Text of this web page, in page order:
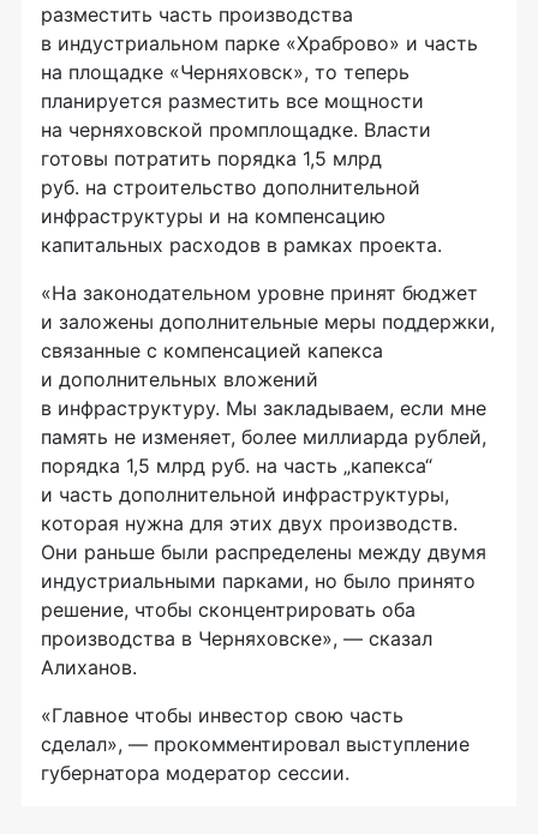
разместить часть производства
в индустриальном парке «Храброво» и часть
на площадке «Черняховск», то теперь
планируется разместить все мощности
на черняховской промплощадке. Власти
готовы потратить порядка 1,5 млрд
руб. на строительство дополнительной
инфраструктуры и на компенсацию
капитальных расходов в рамках проекта.
«На законодательном уровне принят бюджет
и заложены дополнительные меры поддержки,
связанные с компенсацией капекса
и дополнительных вложений
в инфраструктуру. Мы закладываем, если мне
память не изменяет, более миллиарда рублей,
порядка 1,5 млрд руб. на часть „капекса“
и часть дополнительной инфраструктуры,
которая нужна для этих двух производств.
Они раньше были распределены между двумя
индустриальными парками, но было принято
решение, чтобы сконцентрировать оба
производства в Черняховске», — сказал
Алиханов.
«Главное чтобы инвестор свою часть
сделал», — прокомментировал выступление
губернатора модератор сессии.